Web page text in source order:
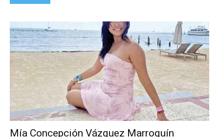
Mía Concepción Vázquez Marroquín